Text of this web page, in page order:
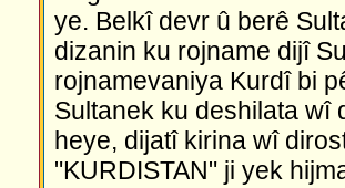
ye. Belkî devr û berê
dizanin ku rojname dijî
rojnamevaniya Kurdî bi
Sultanek ku deshilata wî
heye, dijatî kirina wî
"KURDISTAN" ji yek